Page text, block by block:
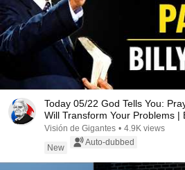
Today 05/22 God Tells You:
Will Transform Your Problems |
Sermons
Visión de Gigantes • 4.9K views
New
Auto-dubbed